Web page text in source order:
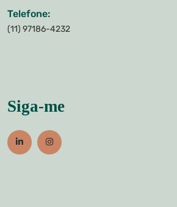
Telefone:
(11) 97186-4232
Siga-me